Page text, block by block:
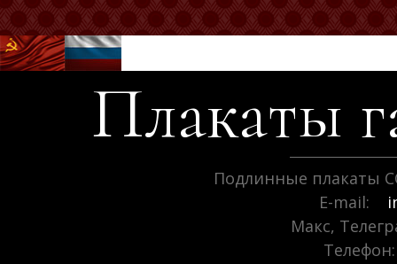
Плакаты
Подлинные плакаты
E-mail:
Макс,
Телефон: